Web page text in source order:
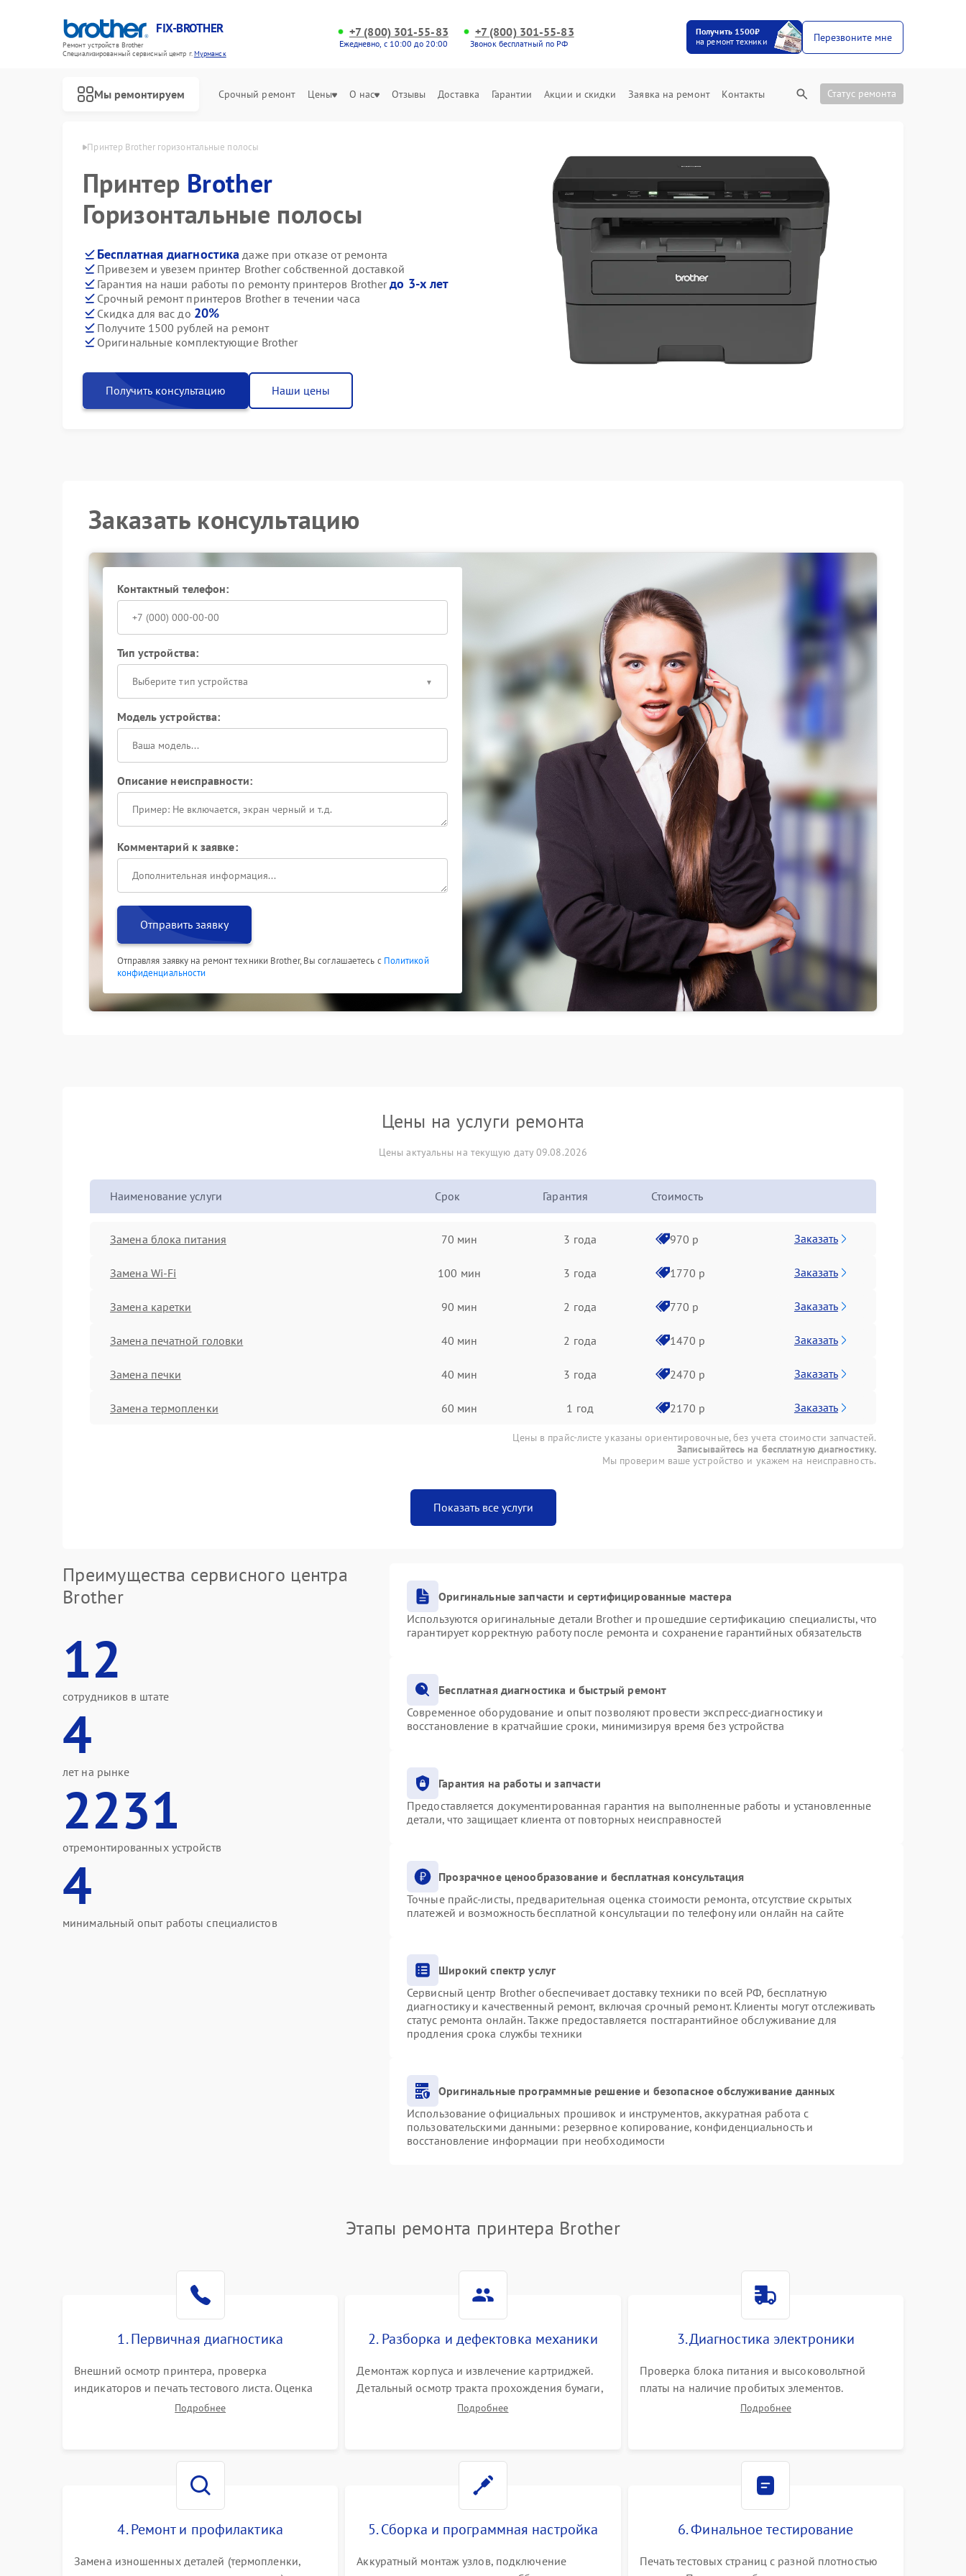
FIX-BROTHER
Ремонт устройств Brother
Специализированный cервисный центр г.Мурманск
+7 (800) 301-55-83
Ежедневно, с 10:00 до 20:00
+7 (800) 301-55-83
Звонок бесплатный по РФ
Получить 1500₽
на ремонт техники
Перезвоните мне
Мы ремонтируем Срочный ремонт Цены О нас Отзывы Доставка Гарантии Акции и скидки Заявка на ремонт Контакты Статус ремонта
в Мурманске Принтер Brother горизонтальные полосы
Принтер Brother
Горизонтальные полосы
Бесплатная диагностика даже при отказе от ремонта
Привезем и увезем принтер Brother собственной доставкой
Гарантия на наши работы по ремонту принтеров Brotherдо 3-х лет
Срочный ремонт принтеров Brother в течении часа
Скидка для вас до 20%
Получите 1500 рублей на ремонт
Оригинальные комплектующие Brother
Получить консультацию Наши цены
Заказать консультацию
Контактный телефон:
Тип устройства:
Выберите тип устройства
Модель устройства:
Описание неисправности:
Комментарий к заявке:
Отправить заявку
Отправляя заявку на ремонт техники Brother, Вы соглашаетесь с Политикой
конфиденциальности
Цены на услуги ремонта
Цены актуальны на текущую дату 09.08.2026
Наименование услуги Срок Гарантия Стоимость
Замена блока питания 70 мин 3 года 970 р Заказать
Замена Wi-Fi 100 мин 3 года 1770 р Заказать
Замена каретки 90 мин 2 года 770 р Заказать
Замена печатной головки 40 мин 2 года 1470 р Заказать
Замена печки 40 мин 3 года 2470 р Заказать
Замена термопленки 60 мин 1 год 2170 р Заказать
Цены в прайс-листе указаны ориентировочные, без учета стоимости запчастей.
Записывайтесь на бесплатную диагностику.
Мы проверим ваше устройство и укажем на неисправность.
Показать все услуги
Преимущества сервисного центра
Brother
12
сотрудников в штате
4
лет на рынке
2231
отремонтированных устройств
4
минимальный опыт работы специалистов
Оригинальные запчасти и сертифицированные мастера
Используются оригинальные детали Brother и прошедшие сертификацию специалисты, что
гарантирует корректную работу после ремонта и сохранение гарантийных обязательств
Бесплатная диагностика и быстрый ремонт
Современное оборудование и опыт позволяют провести экспресс-диагностику и
восстановление в кратчайшие сроки, минимизируя время без устройства
Гарантия на работы и запчасти
Предоставляется документированная гарантия на выполненные работы и установленные
детали, что защищает клиента от повторных неисправностей
Прозрачное ценообразование и бесплатная консультация
Точные прайс-листы, предварительная оценка стоимости ремонта, отсутствие скрытых
платежей и возможность бесплатной консультации по телефону или онлайн на сайте
Широкий спектр услуг
Сервисный центр Brother обеспечивает доставку техники по всей РФ, бесплатную
диагностику и качественный ремонт, включая срочный ремонт. Клиенты могут отслеживать
статус ремонта онлайн. Также предоставляется постгарантийное обслуживание для
продления срока службы техники
Оригинальные программные решение и безопасное обслуживание данных
Использование официальных прошивок и инструментов, аккуратная работа с
пользовательскими данными: резервное копирование, конфиденциальность и
восстановление информации при необходимости
Этапы ремонта принтера Brother
1. Первичная диагностика
Внешний осмотр принтера, проверка
индикаторов и печать тестового листа. Оценка
работы механизма подачи бумаги, выявление
Подробнее
2. Разборка и дефектовка механики
Демонтаж корпуса и извлечение картриджей.
Детальный осмотр тракта прохождения бумаги,
шестерней привода, роликов захвата и узла
Подробнее
3. Диагностика электроники
Проверка блока питания и высоковольтной
платы на наличие пробитых элементов.
Тестирование платы форматирования,
Подробнее
4. Ремонт и профилактика
Замена изношенных деталей (термопленки,
5. Сборка и программная настройка
Аккуратный монтаж узлов, подключение
6. Финальное тестирование
Печать тестовых страниц с разной плотностью